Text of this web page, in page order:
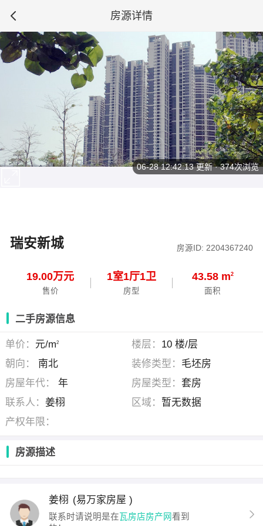
房源详情
瑞安新城 房源ID: 2204367240
19.00万元
售价
1室1厅1卫
房型
43.58 m2
面积
06-28 12:42:13更新 · 374次浏览
二手房源信息
单价： 元/m2 楼层： 10 楼/层
朝向：
南北 装修类型： 毛坯房
房屋年代：
年 房屋类型： 套房
联系人：姜栩 区域： 暂无数据
产权年限：
房源描述
姜栩 (易万家房屋 )
联系时请说明是在 瓦房店房产网看到